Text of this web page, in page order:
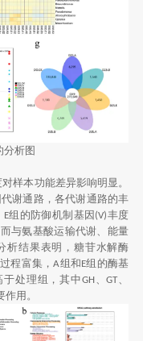
分析图
样本功能差异影响明显。
谢通路，各代谢通路的丰
E组的防御机制基因 (V)丰度
与氨基酸运输代谢、能量
析结果表明，糖苷水解酶
程富集，A组和E组的酶基
处理组，其中GH、GT、
用。